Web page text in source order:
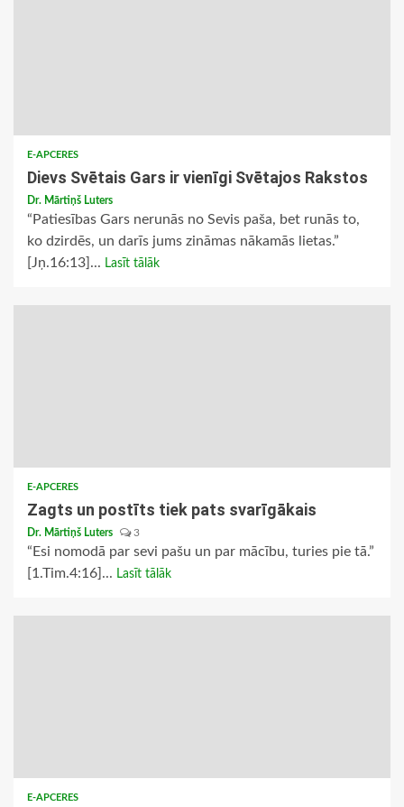
E-APCERES
Dievs Svētais Gars ir vienīgi Svētajos Rakstos
Dr. Mārtiņš Luters
“Patiesības Gars nerunās no Sevis paša, bet runās to,
ko dzirdēs, un darīs jums zināmas nākamās lietas.”
[Jņ.16:13]... Lasīt tālāk
E-APCERES
Zagts un postīts tiek pats svarīgākais
Dr. Mārtiņš Luters 3
“Esi nomodā par sevi pašu un par mācību, turies pie tā.”
[1.Tim.4:16]... Lasīt tālāk
E-APCERES